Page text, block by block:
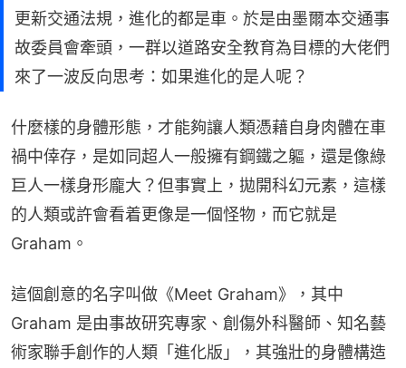
更新交通法規，進化的都是車。於是由墨爾本交通事
故委員會牽頭，一群以道路安全教育為目標的大佬們
來了一波反向思考：如果進化的是人呢？
什麼樣的身體形態，才能夠讓人類憑藉自身肉體在車
禍中倖存，是如同超人一般擁有鋼鐵之軀，還是像綠
巨人一樣身形龐大？但事實上，拋開科幻元素，這樣
的人類或許會看着更像是一個怪物，而它就是
Graham。
這個創意的名字叫做《Meet Graham》，其中
Graham 是由事故研究專家、創傷外科醫師、知名藝
術家聯手創作的人類「進化版」，其強壯的身體構造